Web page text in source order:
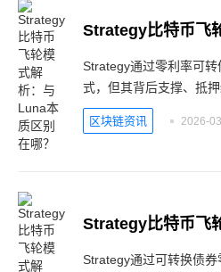
Strategy比特币飞
Strategy通过零利率可
式，但其背后支撑、抵
区块链资讯 2026-
Strategy比特币飞
Strategy通过可转换债